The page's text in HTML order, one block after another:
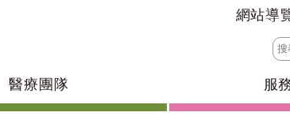
網站導
醫療團隊 服